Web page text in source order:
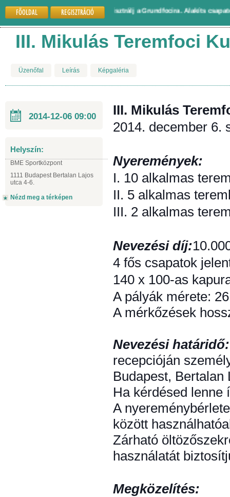
FŐOLDAL REGISZTRÁCIÓ
Gyere és regisztrálj a Grundfocira. Alakíts csapatot
III. Mikulás Teremfoci
Üzenőfal Leírás Képgaléria
2014-12-06 09:00
Helyszín:
BME Sportközpont
1111 Budapest Bertalan Lajos
utca 4-6.
Nézd meg a térképen
III. Mikulás
2014. december 6.
Nyeremények:
I. 10 alkalmas
II. 5 alkalmas
III. 2 alkalmas
Nevezési díj:
4 fős csapatok
140 x 100-as
A pályák mérete:
A mérkőzések
Nevezési
recepcióján
Budapest,
Ha kérdésed lenne
A
között
Zárható
használatát
Megközelítés: